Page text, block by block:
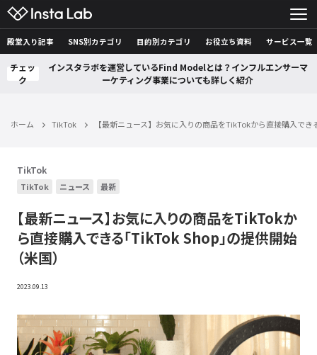
殿堂入り記事 SNS別カテゴリ 目的別カテゴリ お役立ち資料 サービス一覧
チェッ
ク
インスタラボを運営しているFind Modelとは？インフルエンサーマ
ーケティング事業についても詳しく紹介
ホーム TikTok 【最新ニュース】お気に入りの商品をTikTokから直接購入で
TikTok
TikTok ニュース 最新
【最新ニュース】お気に入りの商品をTikTokか
ら直接購入できる「TikTok Shop」の提供開始
（米国）
2023.09.13